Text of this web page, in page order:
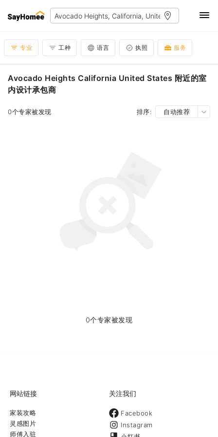
专业 工种 语言 执照 服务
Avocado Heights California United States 附近的室
内设计承包商
0个专家被发现 排序: 自动推荐
0个专家被发现
网站链接
家装攻略
灵感图片
师傅入驻
关注我们
Facebook
Instagram